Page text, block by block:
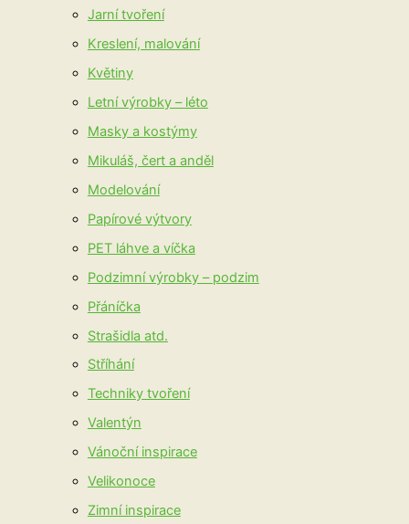
Jarní tvoření
Kreslení, malování
Květiny
Letní výrobky – léto
Masky a kostýmy
Mikuláš, čert a anděl
Modelování
Papírové výtvory
PET láhve a víčka
Podzimní výrobky – podzim
Přáníčka
Strašidla atd.
Stříhání
Techniky tvoření
Valentýn
Vánoční inspirace
Velikonoce
Zimní inspirace